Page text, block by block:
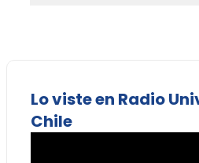
Lo viste en Radio
Chile